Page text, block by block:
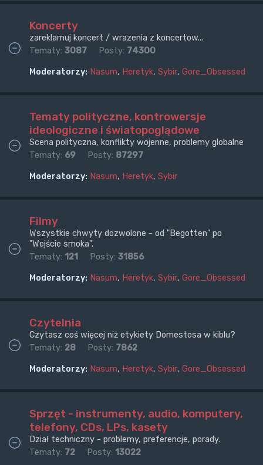
Koncerty
zareklamuj koncert / wrazenia z koncertow...
Tematy: 3087 Posty: 74300
Moderatorzy: Nasum, Heretyk, Sybir, Gore_Obsessed
Tematy polityczne, kontrowersje
ideologiczne i światopoglądowe
Scena polityczna, konflikty wojenne, problemy globalne
Tematy: 69 Posty: 87297
Moderatorzy: Nasum, Heretyk, Sybir
Filmy
Wszystkie chwyty dozwolone - od "Begotten" po
"Wejście smoka".
Tematy: 121 Posty: 31856
Moderatorzy: Nasum, Heretyk, Sybir, Gore_Obsessed
Czytelnia
Czytasz coś więcej niż etykiety Domestosa w kiblu?
Tematy: 28 Posty: 7862
Moderatorzy: Nasum, Heretyk, Sybir, Gore_Obsessed
Sprzęt - instrumenty, audio, komputery,
telefony, CDs, LPs, kasety
Dział techniczny - problemy, preferencje, porady.
Tematy: 72 Posty: 13022